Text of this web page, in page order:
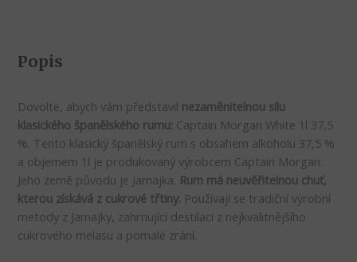
Popis
Dovolte, abych vám představil nezaměnitelnou sílu
klasického španělského rumu: Captain Morgan White 1l 37,5
%. Tento klasický španělský rum s obsahem alkoholu 37,5 %
a objemem 1l je produkovaný výrobcem Captain Morgan.
Jeho země původu je Jamajka. Rum má neuvěřitelnou chuť,
kterou získává z cukrové třtiny. Používají se tradiční výrobní
metody z Jamajky, zahrnující destilaci z nejkvalitnějšího
cukrového melasu a pomalé zrání.